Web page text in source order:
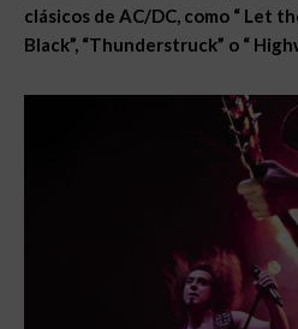
clásicos de AC/DC, como “ Let
Black”, “Thunderstruck” o “